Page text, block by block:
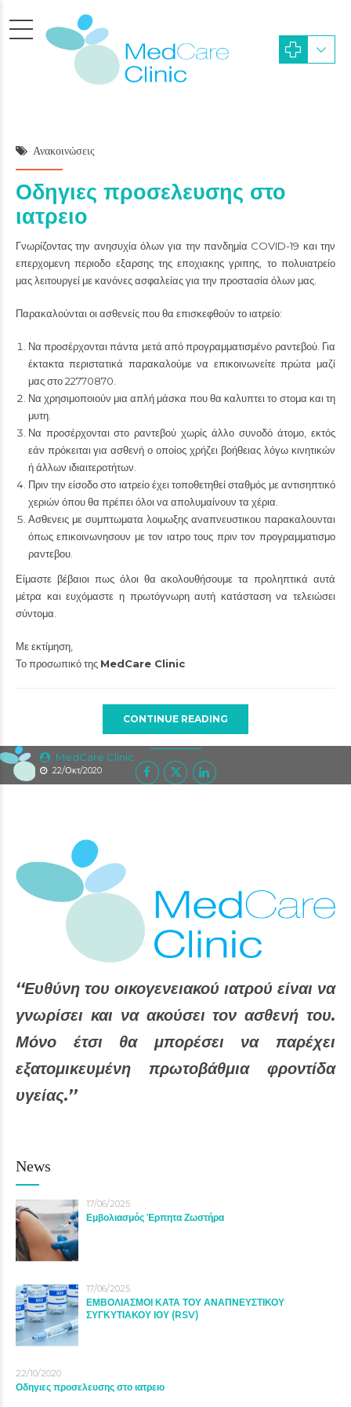
MedCare Clinic
22/Οκτ/2020
Ανακοινώσεις
Οδηγιες προσελευσης στο
ιατρειο
Γνωρίζοντας την ανησυχία όλων για την πανδημία COVID-19 και την
επερχομενη περιοδο εξαρσης της εποχιακης γριπης, το πολυιατρείο
μας λειτουργεί με κανόνες ασφαλείας για την προστασία όλων μας.
Παρακαλούνται οι ασθενείς που θα επισκεφθούν το ιατρείο:
Να προσέρχονται πάντα μετά από προγραμματισμένο ραντεβού. Για
έκτακτα περιστατικά παρακαλούμε να επικοινωνείτε πρώτα μαζί
μας στο 22770870.
Να χρησιμοποιούν μια απλή μάσκα που θα καλυπτει το στομα και τη
μυτη.
Να προσέρχονται στο ραντεβού χωρίς άλλο συνοδό άτομο, εκτός
εάν πρόκειται για ασθενή ο οποίος χρήζει βοήθειας λόγω κινητικών
ή άλλων ιδιαιτεροτήτων.
Πριν την είσοδο στο ιατρείο έχει τοποθετηθεί σταθμός με αντισηπτικό
χεριών όπου θα πρέπει όλοι να απολυμαίνουν τα χέρια.
Ασθενεις με συμπτωματα λοιμωξης αναπνευστικου παρακαλουνται
όπως επικοινωνησουν με τον ιατρο τους πριν τον προγραμματισμο
ραντεβου.
Είμαστε βέβαιοι πως όλοι θα ακολουθήσουμε τα προληπτικά αυτά
μέτρα και ευχόμαστε η πρωτόγνωρη αυτή κατάσταση να τελειώσει
σύντομα.
Με εκτίμηση,
Το προσωπικό της MedCare Clinic
CONTINUE READING
‘‘Ευθύνη του οικογενειακού ιατρού είναι να
γνωρίσει και να ακούσει τον ασθενή του.
Μόνο έτσι θα μπορέσει να παρέχει
εξατομικευμένη πρωτοβάθμια φροντίδα
υγείας.’’
News
17/06/2025
Εμβολιασμός Έρπητα Ζωστήρα
17/06/2025
ΕΜΒΟΛΙΑΣΜΟΙ ΚΑΤΑ ΤΟΥ ΑΝΑΠΝΕΥΣΤΙΚΟΥ
ΣΥΓΚΥΤΙΑΚΟΥ ΙΟΥ (RSV)
22/10/2020
Οδηγιες προσελευσης στο ιατρειο